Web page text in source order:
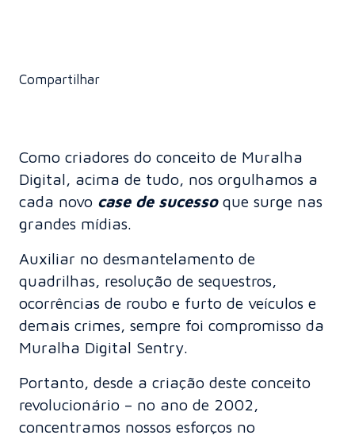
Compartilhar
Como criadores do conceito de Muralha
Digital, acima de tudo, nos orgulhamos a
cada novo case de sucessoque surge nas
grandes mídias.
Auxiliar no desmantelamento de
quadrilhas, resolução de sequestros,
ocorrências de roubo e furto de veículos e
demais crimes, sempre foi compromisso da
Muralha Digital Sentry.
Portanto, desde a criação deste conceito
revolucionário – no ano de 2002,
concentramos nossos esforços no